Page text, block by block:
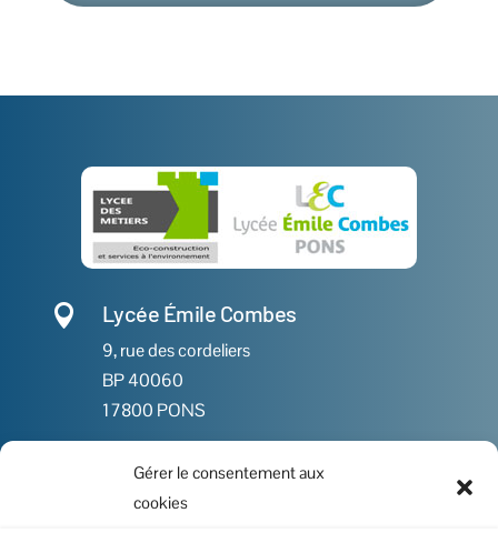
Gérer le consentement aux
cookies
 Lycée Émile Combes
9, rue des cordeliers
BP 40060
17800 PONS
05 46 91 86 00